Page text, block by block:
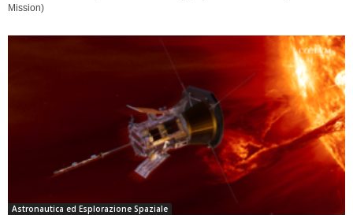
Mission)
Astronautica ed Esplorazione Spaziale